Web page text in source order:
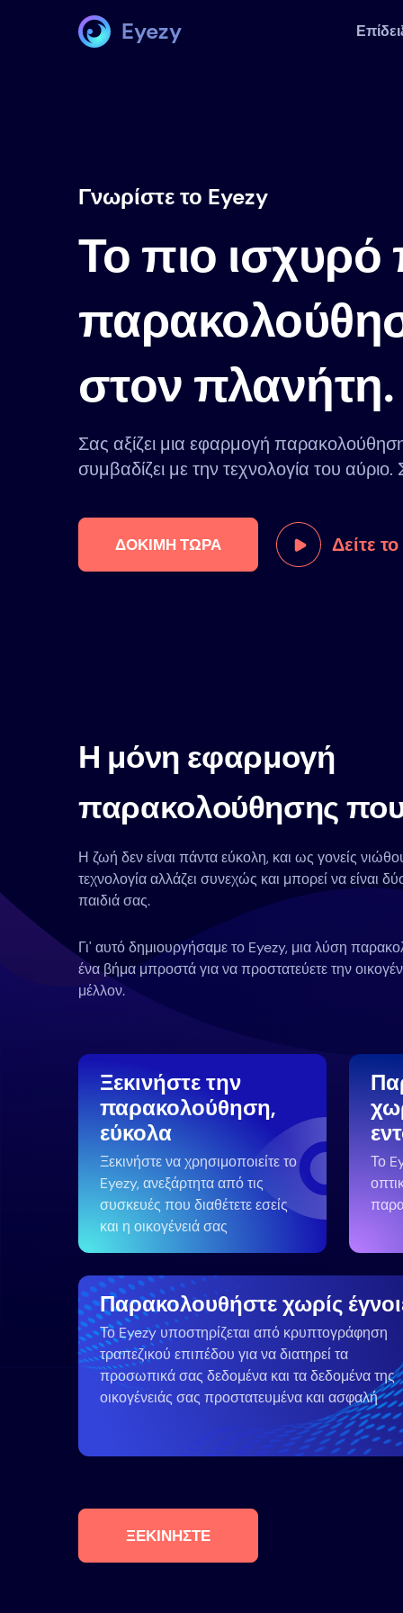
Eyezy
Γνωρίστε το Eyezy
Το πιο
στον πλανήτη.
Σας αξίζει μια εφαρμογή
συμβαδίζει με την τεχνολογία του αύριο.
ΔΟΚΙΜΉ ΤΏΡΑ Δείτε
Η μόνη εφαρμογή
παρακολούθησης που
Η ζωή δεν είναι πάντα εύκολη, και ως γονείς
τεχνολογία αλλάζει συνεχώς και μπορεί να είναι
παιδιά σας.
Γι' αυτό δημιουργήσαμε το Eyezy, μια λύση
ένα βήμα μπροστά για να προστατεύετε την
μέλλον.
Ξεκινήστε την
παρακολούθηση,
εύκολα
Ξεκινήστε να χρησιμοποιείτε το
Eyezy, ανεξάρτητα από τις
συσκευές που διαθέτετε εσείς
και η οικογένειά σας
Το
Παρακολουθήστε χωρίς
Το Eyezy υποστηρίζεται από κρυπτογράφηση
τραπεζικού επιπέδου για να διατηρεί τα
προσωπικά σας δεδομένα και τα δεδομένα της
οικογένειάς σας προστατευμένα και ασφαλή
ΞΕΚΙΝΉΣΤΕ